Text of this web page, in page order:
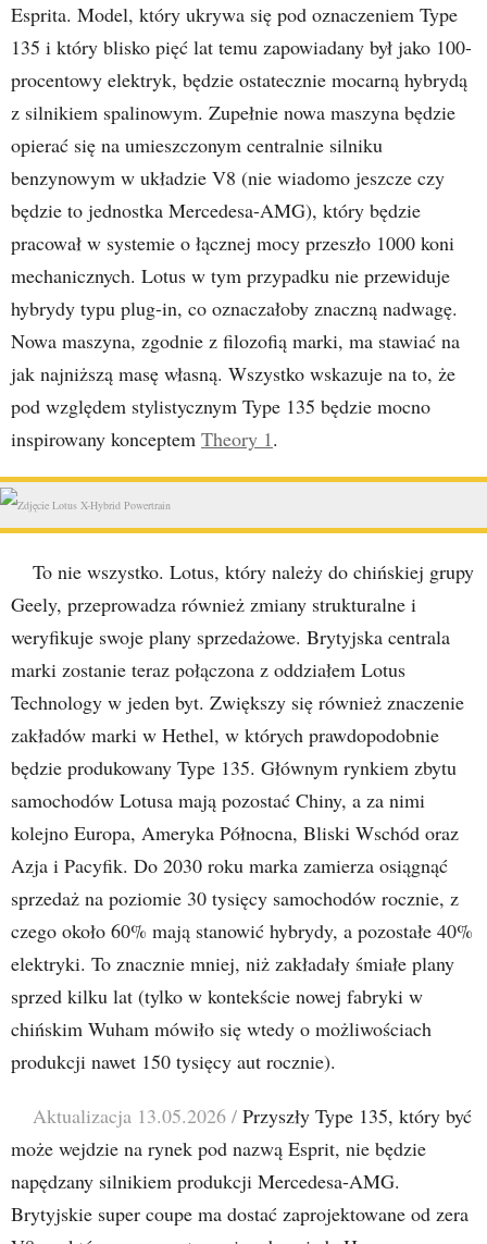
Esprita. Model, który ukrywa się pod oznaczeniem Type
135 i który blisko pięć lat temu zapowiadany był jako 100-
procentowy elektryk, będzie ostatecznie mocarną hybrydą
z silnikiem spalinowym. Zupełnie nowa maszyna będzie
opierać się na umieszczonym centralnie silniku
benzynowym w układzie V8 (nie wiadomo jeszcze czy
będzie to jednostka Mercedesa-AMG), który będzie
pracował w systemie o łącznej mocy przeszło 1000 koni
mechanicznych. Lotus w tym przypadku nie przewiduje
hybrydy typu plug-in, co oznaczałoby znaczną nadwagę.
Nowa maszyna, zgodnie z filozofią marki, ma stawiać na
jak najniższą masę własną. Wszystko wskazuje na to, że
pod względem stylistycznym Type 135 będzie mocno
inspirowany konceptem Theory 1.
To nie wszystko. Lotus, który należy do chińskiej grupy
Geely, przeprowadza również zmiany strukturalne i
weryfikuje swoje plany sprzedażowe. Brytyjska centrala
marki zostanie teraz połączona z oddziałem Lotus
Technology w jeden byt. Zwiększy się również znaczenie
zakładów marki w Hethel, w których prawdopodobnie
będzie produkowany Type 135. Głównym rynkiem zbytu
samochodów Lotusa mają pozostać Chiny, a za nimi
kolejno Europa, Ameryka Północna, Bliski Wschód oraz
Azja i Pacyfik. Do 2030 roku marka zamierza osiągnąć
sprzedaż na poziomie 30 tysięcy samochodów rocznie, z
czego około 60% mają stanowić hybrydy, a pozostałe 40%
elektryki. To znacznie mniej, niż zakładały śmiałe plany
sprzed kilku lat (tylko w kontekście nowej fabryki w
chińskim Wuham mówiło się wtedy o możliwościach
produkcji nawet 150 tysięcy aut rocznie).
Aktualizacja 13.05.2026 / Przyszły Type 135, który być
może wejdzie na rynek pod nazwą Esprit, nie będzie
napędzany silnikiem produkcji Mercedesa-AMG.
Brytyjskie super coupe ma dostać zaprojektowane od zera